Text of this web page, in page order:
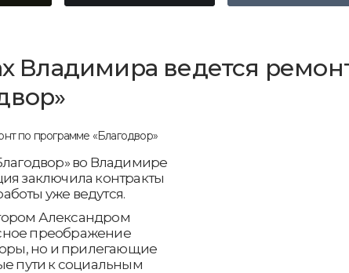
Владимира ведется
во Владимире
заключила контракты
уже ведутся.
Александром
преображение
но и прилегающие
пути к социальным